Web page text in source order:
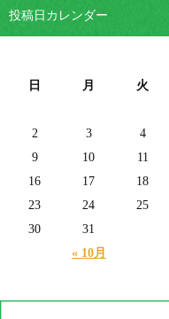
投稿日カレンダー
日 月 火
« 10月
2
3 4
9
10 11
16
17 18
23
24 25
30
31